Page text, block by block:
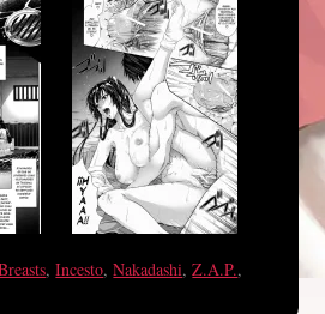
,Incesto,Nakadashi,Z.A.P.,